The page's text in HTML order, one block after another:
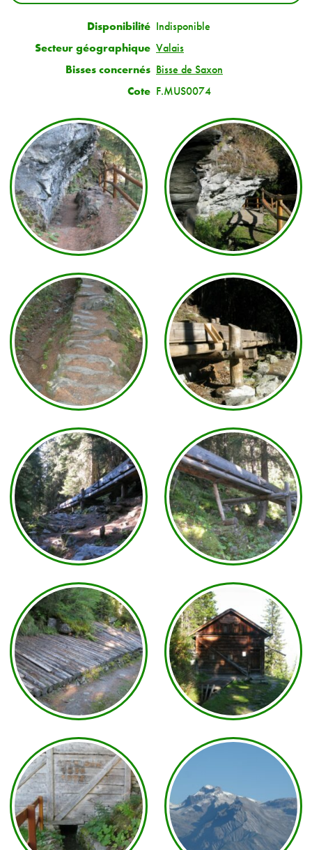
Disponibilité Indisponible
Secteur géographique Valais
Bisses concernés Bisse de Saxon
Cote F.MUS0074